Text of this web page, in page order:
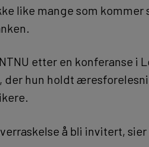
like mange som
etter en konferanse i
der hun holdt
å bli invitert, sier